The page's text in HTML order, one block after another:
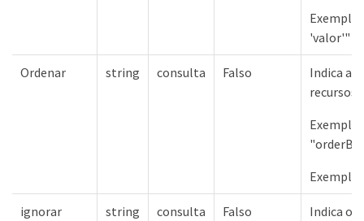
'valor'"
Ordenar string consulta Falso
Indica a
recursos
ignorar string consulta Falso
Indica o